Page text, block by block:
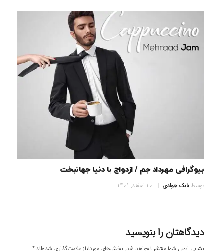
بیوگرافی مهرداد جم / ازدواج با دنیا جهانبخت
توسطبابک جوادی 10 اسفند, 1401
دیدگاهتان را بنویسید
نشانی ایمیل شما منتشر نخواهد شد. بخش‌های موردنیاز علامت‌گذاری شده‌اند*